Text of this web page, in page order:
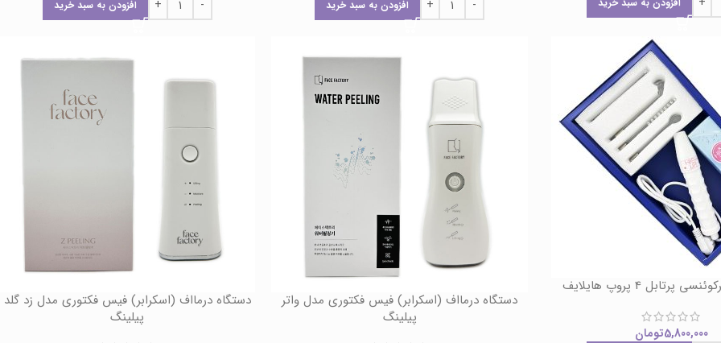
افزودن به سبد خرید افزودن به سبد خرید
پرتابل 4 پروپ هایلایف
5,800,000تومان
دستگاه درمااف (اسکرابر) فیس فکتوری مدل واتر
پیلینگ
دستگاه درمااف (اسکرابر) فیس فکتوری مدل زد گلد
پیلینگ